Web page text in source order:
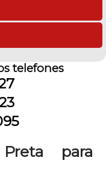
telefones
para